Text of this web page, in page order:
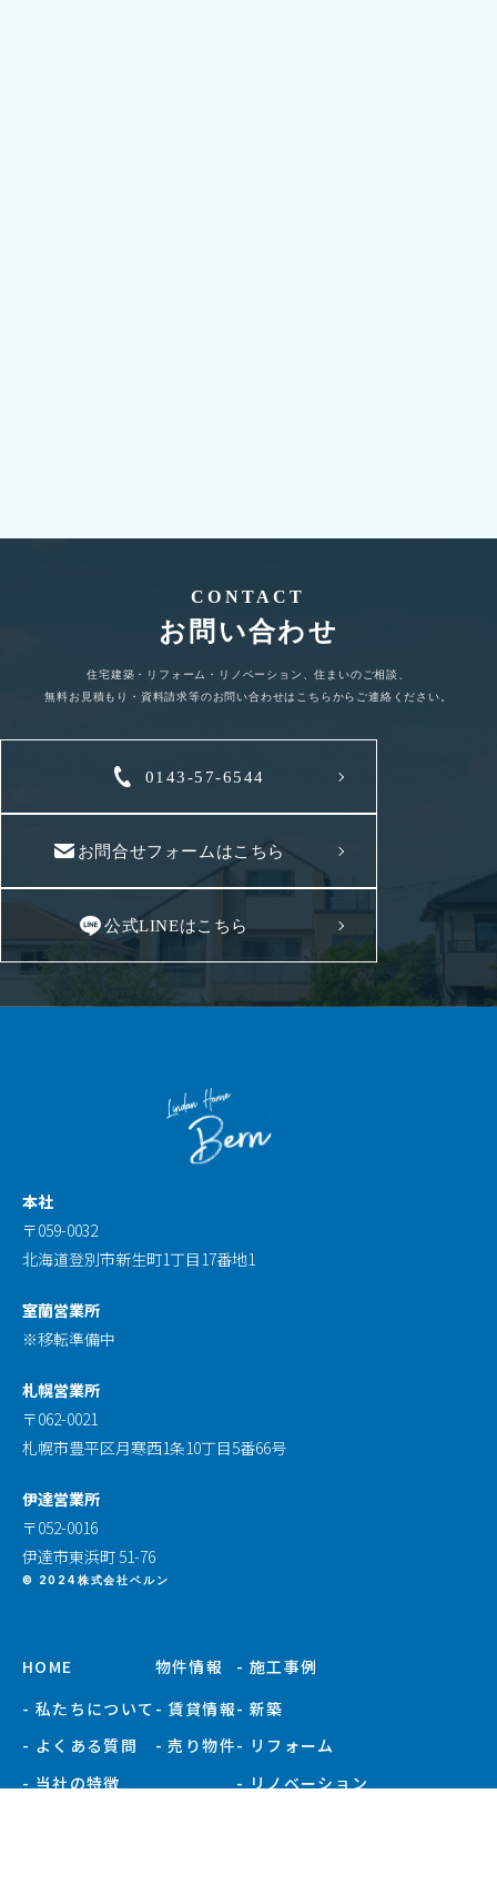
CONTACT
お問い合わせ
住宅建築・リフォーム・リノベーション、住まいのご相談、
無料お見積もり・資料請求等のお問い合わせはこちらからご連絡ください。
0143-57-6544
お問合せフォームはこちら
公式LINEはこちら
本社
〒059-0032
北海道登別市新生町1丁目17番地1
室蘭営業所
※移転準備中
札幌営業所
〒062-0021
札幌市豊平区月寒西1条10丁目5番66号
伊達営業所
〒052-0016
伊達市東浜町 51-76
© 2024株式会社ベルン
HOME
- 私たちについて
- よくある質問
- 当社の特徴
物件情報
- 賃貸情報
- 売り物件
- 施工事例
- 新築
- リフォーム
- リノベーション